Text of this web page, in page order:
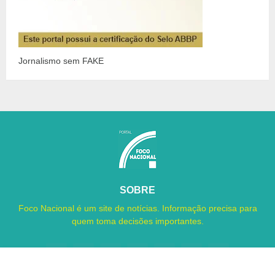
Jornalismo sem FAKE
SOBRE
Foco Nacional é um site de notícias. Informação precisa para
quem toma decisões importantes.